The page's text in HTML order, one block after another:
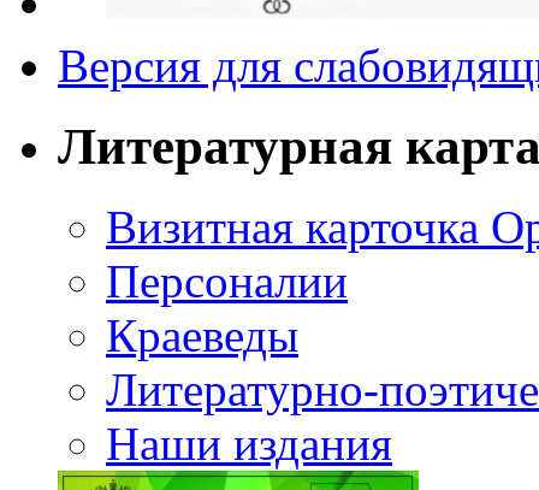
Версия для
Литературная
Визитная карточка
Персоналии
Краеведы
Литературно-
Наши издания